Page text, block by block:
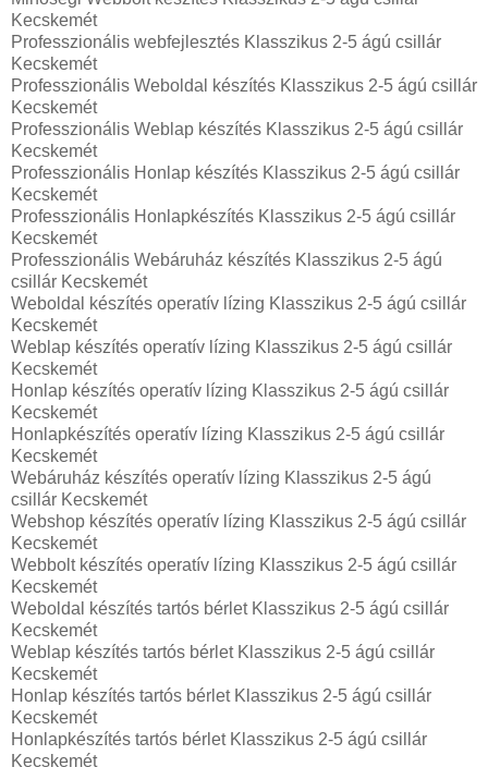
Kecskemét
Professzionális webfejlesztés Klasszikus 2-5 ágú csillár
Kecskemét
Professzionális Weboldal készítés Klasszikus 2-5 ágú csillár
Kecskemét
Professzionális Weblap készítés Klasszikus 2-5 ágú csillár
Kecskemét
Professzionális Honlap készítés Klasszikus 2-5 ágú csillár
Kecskemét
Professzionális Honlapkészítés Klasszikus 2-5 ágú csillár
Kecskemét
Professzionális Webáruház készítés Klasszikus 2-5 ágú
csillár Kecskemét
Weboldal készítés operatív lízing Klasszikus 2-5 ágú csillár
Kecskemét
Weblap készítés operatív lízing Klasszikus 2-5 ágú csillár
Kecskemét
Honlap készítés operatív lízing Klasszikus 2-5 ágú csillár
Kecskemét
Honlapkészítés operatív lízing Klasszikus 2-5 ágú csillár
Kecskemét
Webáruház készítés operatív lízing Klasszikus 2-5 ágú
csillár Kecskemét
Webshop készítés operatív lízing Klasszikus 2-5 ágú csillár
Kecskemét
Webbolt készítés operatív lízing Klasszikus 2-5 ágú csillár
Kecskemét
Weboldal készítés tartós bérlet Klasszikus 2-5 ágú csillár
Kecskemét
Weblap készítés tartós bérlet Klasszikus 2-5 ágú csillár
Kecskemét
Honlap készítés tartós bérlet Klasszikus 2-5 ágú csillár
Kecskemét
Honlapkészítés tartós bérlet Klasszikus 2-5 ágú csillár
Kecskemét